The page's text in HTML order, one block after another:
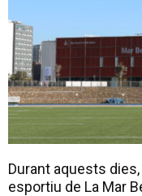
Durant aquests
esportiu de La Mar